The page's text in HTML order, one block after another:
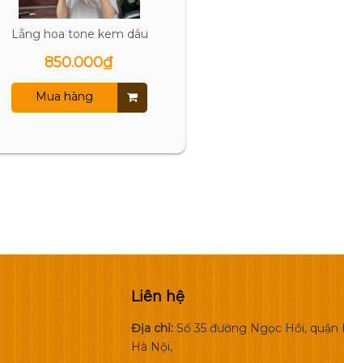
Lẵng hoa tone kem dâu
850.000₫
Mua hàng
Liên hệ
Địa chỉ:Số 35 đường Ngọc Hồi, quận
Hà Nội,